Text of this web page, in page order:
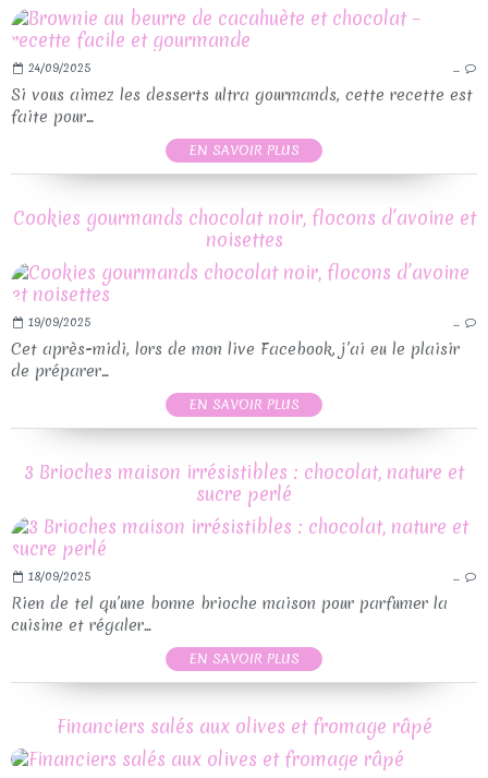
24/09/2025 …
Si vous aimez les desserts ultra gourmands, cette recette est
faite pour...
EN SAVOIR PLUS
Cookies gourmands chocolat noir, flocons d’avoine et
noisettes
19/09/2025 …
Cet après-midi, lors de mon live Facebook, j’ai eu le plaisir
de préparer...
EN SAVOIR PLUS
3 Brioches maison irrésistibles : chocolat, nature et
sucre perlé
18/09/2025 …
Rien de tel qu’une bonne brioche maison pour parfumer la
cuisine et régaler...
EN SAVOIR PLUS
Financiers salés aux olives et fromage râpé